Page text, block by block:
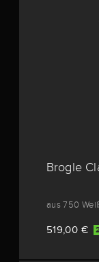
Brogle
aus 750
519,00 €